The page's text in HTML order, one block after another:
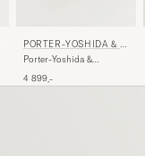
PORTER-YOSHIDA & C
O.
Porter-Yoshida &
Document BagSage Green
4 899,-